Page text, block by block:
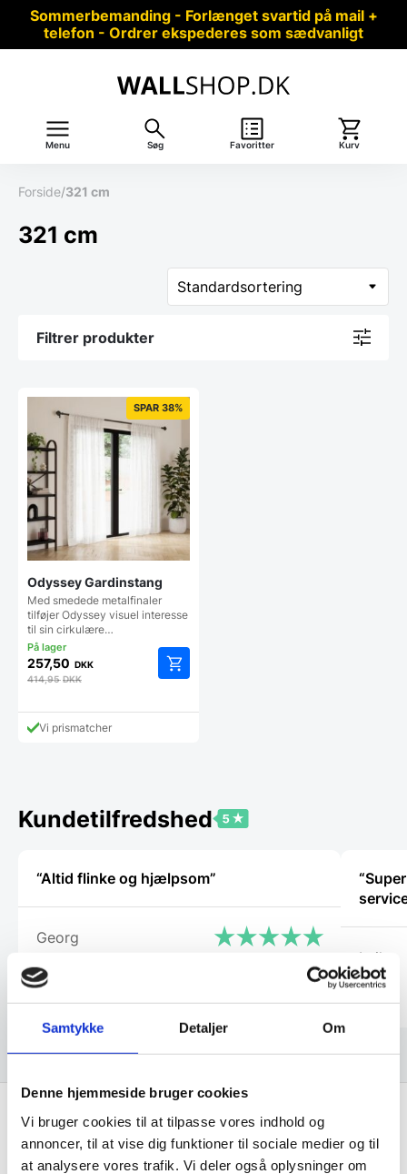
Samtykke Detaljer Om
Denne hjemmeside bruger cookies
Vi bruger cookies til at tilpasse vores indhold og
annoncer, til at vise dig funktioner til sociale medier og til
at analysere vores trafik. Vi deler også oplysninger om
Sommerbemanding - Forlænget svartid på mail +
telefon - Ordrer ekspederes som sædvanligt
Menu Søg Favoritter Kurv
Forside/321 cm
321 cm
Filtrer produkter
SPAR 38%
Odyssey Gardinstang
Med smedede metalfinaler
tilføjer Odyssey visuel interesse
til sin cirkulære…
257,50 DKK
414,95DKK
Vi prismatcher
Kundetilfredshed
“Altid flinke og hjælpsom”
Georg
Lajla
Få de bedste tilbud først!